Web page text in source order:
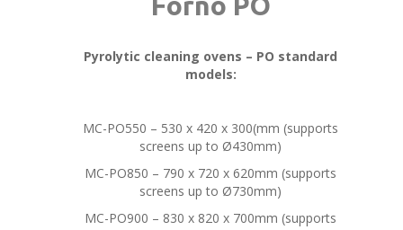
Pyrolytic cleaning ovens – PO standard
models:
MC-PO550 – 530 x 420 x 300(mm (supports
screens up to Ø430mm)
MC-PO850 – 790 x 720 x 620mm (supports
screens up to Ø730mm)
MC-PO900 – 830 x 820 x 700mm (supports